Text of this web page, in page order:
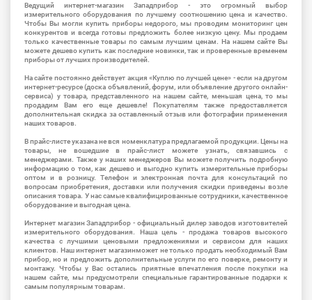
Ведущий интернет-магазин Западприбор - это огромный выбор
измерительного оборудования по лучшему соотношению цена и качество.
Чтобы Вы могли купить приборы недорого, мы проводим мониторинг цен
конкурентов и всегда готовы предложить более низкую цену. Мы продаем
только качественные товары по самым лучшим ценам. На нашем сайте Вы
можете дешево купить как последние новинки, так и проверенные временем
приборы от лучших производителей.
На сайте постоянно действует акция «Куплю по лучшей цене» - если на другом
интернет-ресурсе (доска объявлений, форум, или объявление другого онлайн-
сервиса) у товара, представленного на нашем сайте, меньшая цена, то мы
продадим Вам его еще дешевле! Покупателям также предоставляется
дополнительная скидка за оставленный отзыв или фотографии применения
наших товаров.
В прайс-листе указана не вся номенклатура предлагаемой продукции. Цены на
товары, не вошедшие в прайс-лист можете узнать, связавшись с
менеджерами. Также у наших менеджеров Вы можете получить подробную
информацию о том, как дешево и выгодно купить измерительные приборы
оптом и в розницу. Телефон и электронная почта для консультаций по
вопросам приобретения, доставки или получения скидки приведены возле
описания товара. У нас самые квалифицированные сотрудники, качественное
оборудование и выгодная цена.
Интернет магазин Западприбор - официальный дилер заводов изготовителей
измерительного оборудования. Наша цель - продажа товаров высокого
качества с лучшими ценовыми предложениями и сервисом для наших
клиентов. Наш интернет магазинможет не только продать необходимый Вам
прибор, но и предложить дополнительные услуги по его поверке, ремонту и
монтажу. Чтобы у Вас остались приятные впечатления после покупки на
нашем сайте, мы предусмотрели специальные гарантированные подарки к
самым популярным товарам.